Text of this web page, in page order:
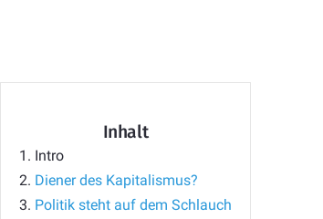
Inhalt
1. Intro
2. Diener des Kapitalismus?
3. Politik steht auf dem Schlauch